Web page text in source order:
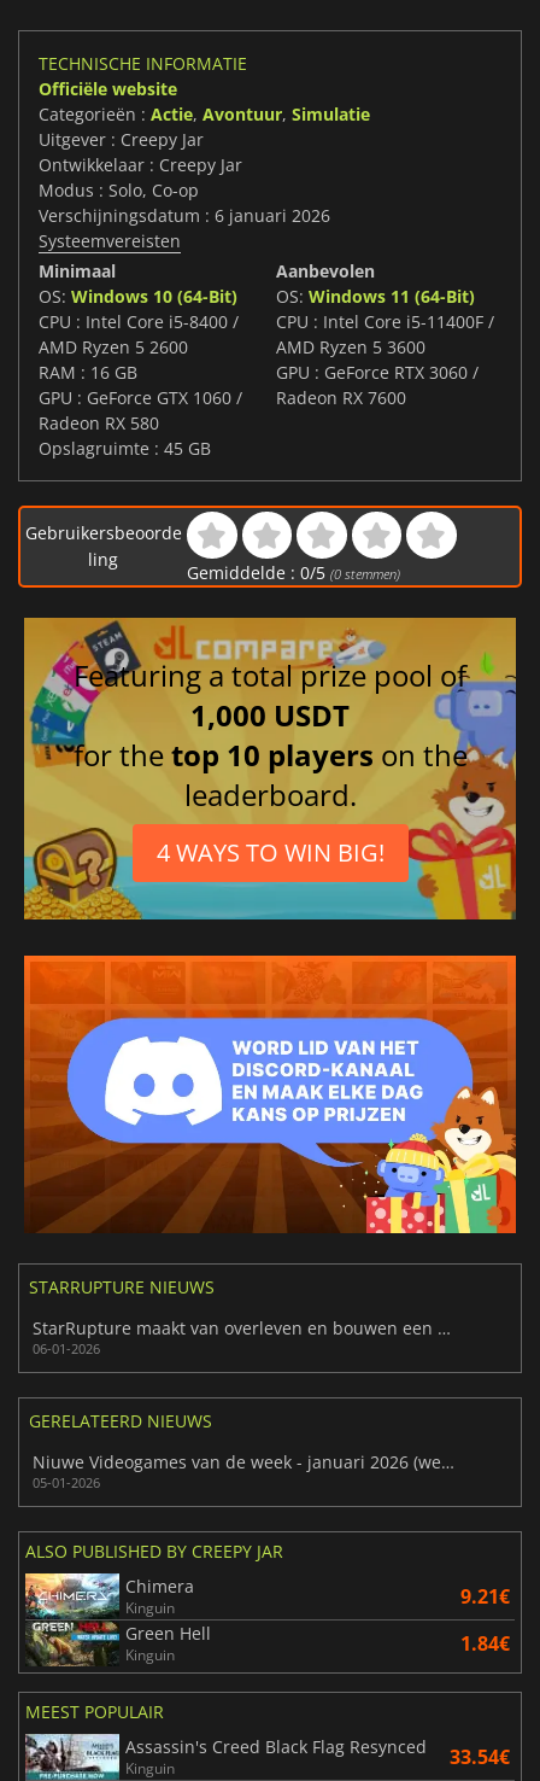
TECHNISCHE INFORMATIE
Officiële website
Categorieën : Actie, Avontuur, Simulatie
Uitgever : Creepy Jar
Ontwikkelaar : Creepy Jar
Modus : Solo, Co-op
Verschijningsdatum : 6 januari 2026
Systeemvereisten
Minimaal
OS: Windows 10 (64-Bit)
CPU : Intel Core i5-8400 /
AMD Ryzen 5 2600
RAM : 16 GB
GPU : GeForce GTX 1060 /
Radeon RX 580
Opslagruimte : 45 GB
Aanbevolen
OS: Windows 11 (64-Bit)
CPU : Intel Core i5-11400F /
AMD Ryzen 5 3600
GPU : GeForce RTX 3060 /
Radeon RX 7600
Gebruikersbeoorde
ling
Gemiddelde : 0/5 (0stemmen)
Featuring a total prize pool of
1,000 USDT
for thetop 10 players on the
leaderboard.
4 WAYS TO WIN BIG!
STARRUPTURE NIEUWS
StarRupture maakt van overleven en bouwen een echte coöp-ervaring
06-01-2026
GERELATEERD NIEUWS
Niuwe Videogames van de week - januari 2026 (week 2)
05-01-2026
ALSO PUBLISHED BY CREEPY JAR
Chimera
Kinguin 9.21€
Green Hell
Kinguin 1.84€
MEEST POPULAIR
Assassin's Creed Black Flag Resynced
Kinguin 33.54€